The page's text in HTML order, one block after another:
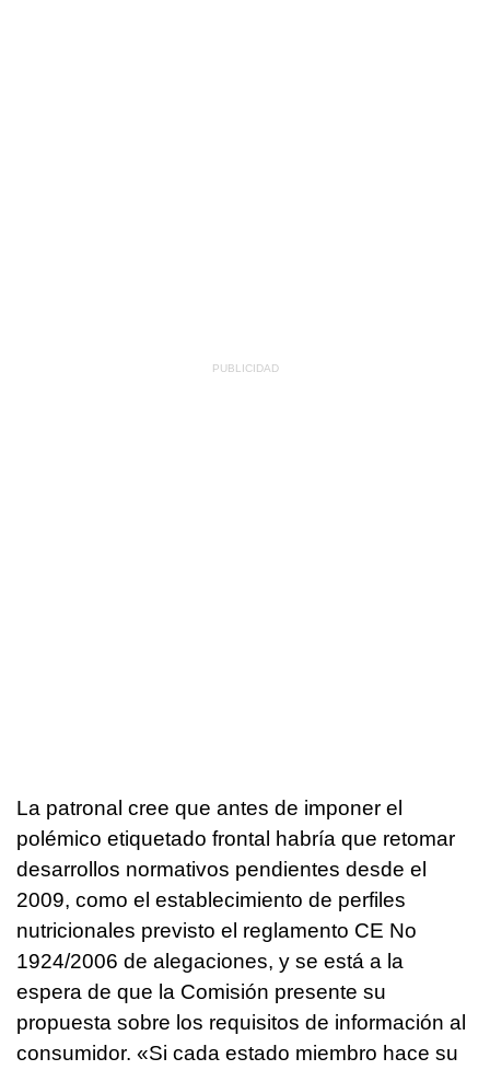
La patronal cree que antes de imponer el
polémico etiquetado frontal habría que retomar
desarrollos normativos pendientes desde el
2009, como el establecimiento de perfiles
nutricionales previsto el reglamento CE No
1924/2006 de alegaciones, y se está a la
espera de que la Comisión presente su
propuesta sobre los requisitos de información al
consumidor. «Si cada estado miembro hace su